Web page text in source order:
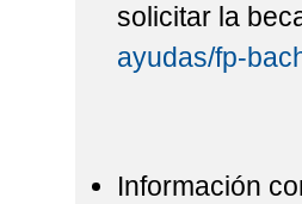
solicitar la
ayudas/fp-
Información